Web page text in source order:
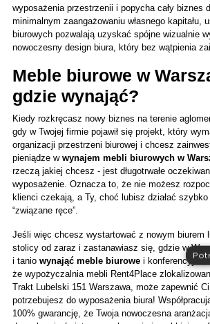
wyposażenia przestrzenii i popycha cały biznes
minimalnym zaangażowaniu własnego kapitału,
biurowych pozwalają uzyskać spójne wizualnie
nowoczesny design biura, który bez wątpienia
Meble biurowe w
gdzie wynająć?
Kiedy rozkręcasz nowy biznes na terenie
gdy w Twojej firmie pojawił się projekt, który
organizacji przestrzeni biurowej i chcesz
pieniądze w wynajem mebli biurowych w
rzeczą jakiej chcesz - jest długotrwałe
wyposażenie. Oznacza to, że nie możesz
klienci czekają, a Ty, choć lubisz działać
“związane ręce”.
Jeśli więc chcesz wystartować z nowym biurem
stolicy od zaraz i zastanawiasz się, gdzie w
i tanio wynająć meble biurowe i konferencyjne,
że wypożyczalnia mebli Rent4Place
Trakt Lubelski 151 Warszawa, może zapewnić
potrzebujesz do wyposażenia biura!
100% gwarancję, że Twoja nowoczesna